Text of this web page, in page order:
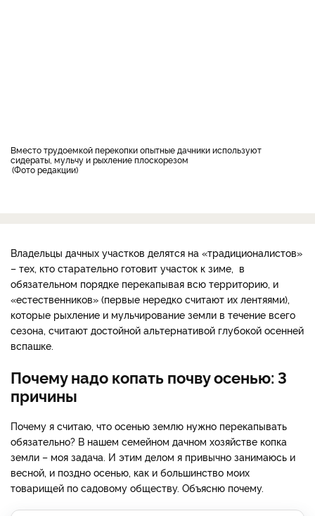
Вместо трудоемкой перекопки опытные дачники используют
сидераты, мульчу и рыхление плоскорезом
Фото редакции
Владельцы дачных участков делятся на «традиционалистов»
– тех, кто старательно готовит участок к зиме, в
обязательном порядке перекапывая всю территорию, и
«естественников» (первые нередко считают их лентяями),
которые рыхление и мульчирование земли в течение всего
сезона, считают достойной альтернативой глубокой осенней
вспашке.
Почему надо копать почву осенью: 3
причины
Почему я считаю, что осенью землю нужно перекапывать
обязательно? В нашем семейном дачном хозяйстве копка
земли – моя задача. И этим делом я привычно занимаюсь и
весной, и поздно осенью, как и большинство моих
товарищей по садовому обществу. Объясню почему.